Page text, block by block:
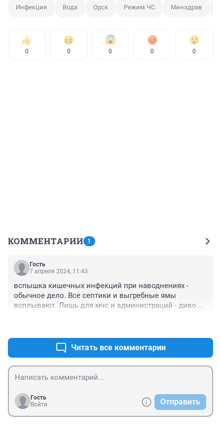
Инфекция Вода Орск Режим ЧС Минздрав
0 0 0 0 0
КОММЕНТАРИИ 1
Гость
7 апреля 2024, 11:43
вспышка кишечных инфекций при наводнениях -
обычное дело. Все септики и выгребные ямы
всплывают. Лишь для мчс и администраций - диво
Читать все комментарии
Гость
Войти
Отправить